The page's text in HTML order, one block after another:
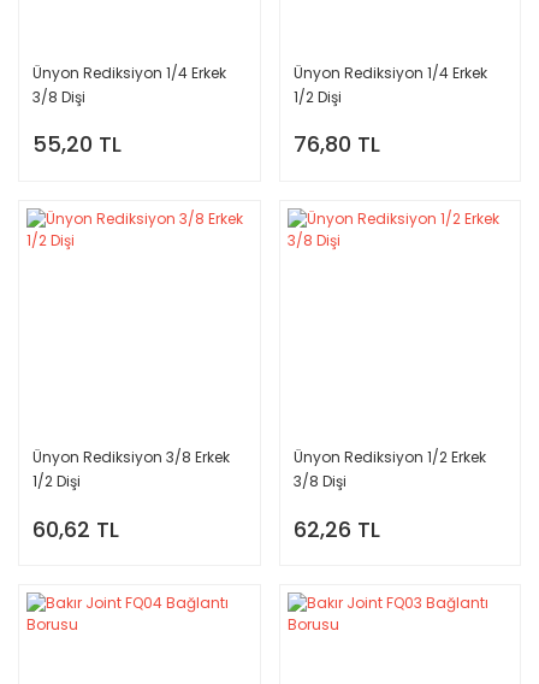
Ünyon Rediksiyon 1/4 Erkek
3/8 Dişi
55,20 TL
Ünyon Rediksiyon 1/4 Erkek
1/2 Dişi
76,80 TL
Ünyon Rediksiyon 3/8 Erkek
1/2 Dişi
60,62 TL
Ünyon Rediksiyon 1/2 Erkek
3/8 Dişi
62,26 TL